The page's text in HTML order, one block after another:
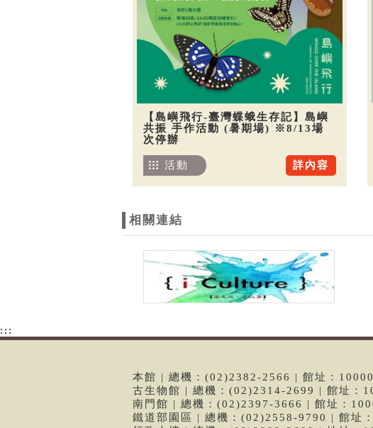
【島嶼飛行-臺灣蝶蛾生存記】島嶼
共振 手作活動 (暑期場) ※8/13場
次停辦
詳內容
活動
相關連結
:::
本館 | 總機：(02)2382-2566 | 館址：
古生物館 | 總機：(02)2314-2699 | 館址：
南門館 | 總機：(02)2397-3666 | 館址：
鐵道部園區 | 總機：(02)2558-9790 | 館址